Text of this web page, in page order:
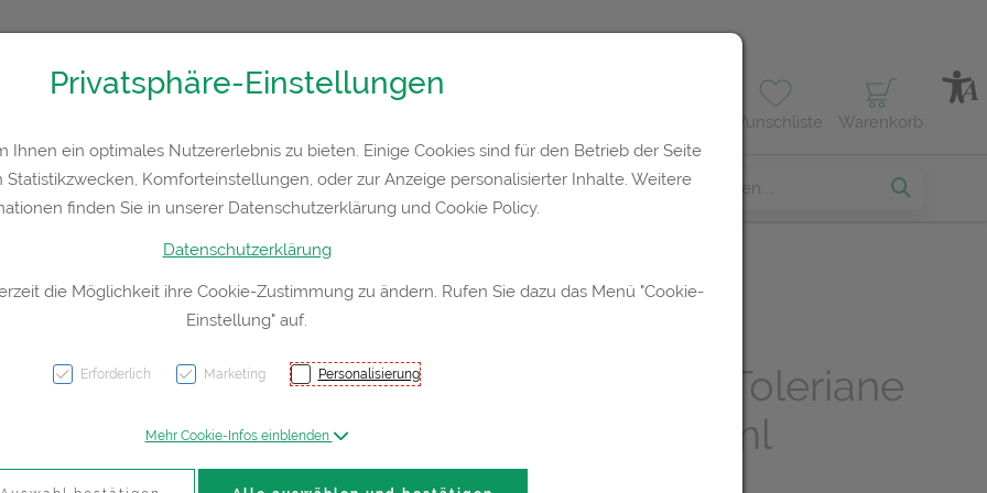
Wunschliste Warenkorb
Hautpflege Familie Nahrungsergänzung Diverses
Gesichtsreinigung Toleriane
Reinigungsgel 150ml
Privatsphäre-Einstellungen
Ihnen ein optimales Nutzererlebnis zu bieten. Einige Cookies sind für den Betrieb der Seite
Komforteinstellungen, oder zur Anzeige personalisierter Inhalte. Weitere
finden Sie in unserer Datenschutzerklärung und Cookie Policy.
Datenschutzerklärung
die Möglichkeit ihre Cookie-Zustimmung zu ändern. Rufen Sie dazu das Menü "Cookie-
Einstellung" auf.
Erforderlich Marketing Personalisierung
Mehr Cookie-Infos einblenden